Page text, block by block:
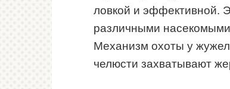
ловкой и эффективной.
различными
Механизм охоты у
челюсти захватывают